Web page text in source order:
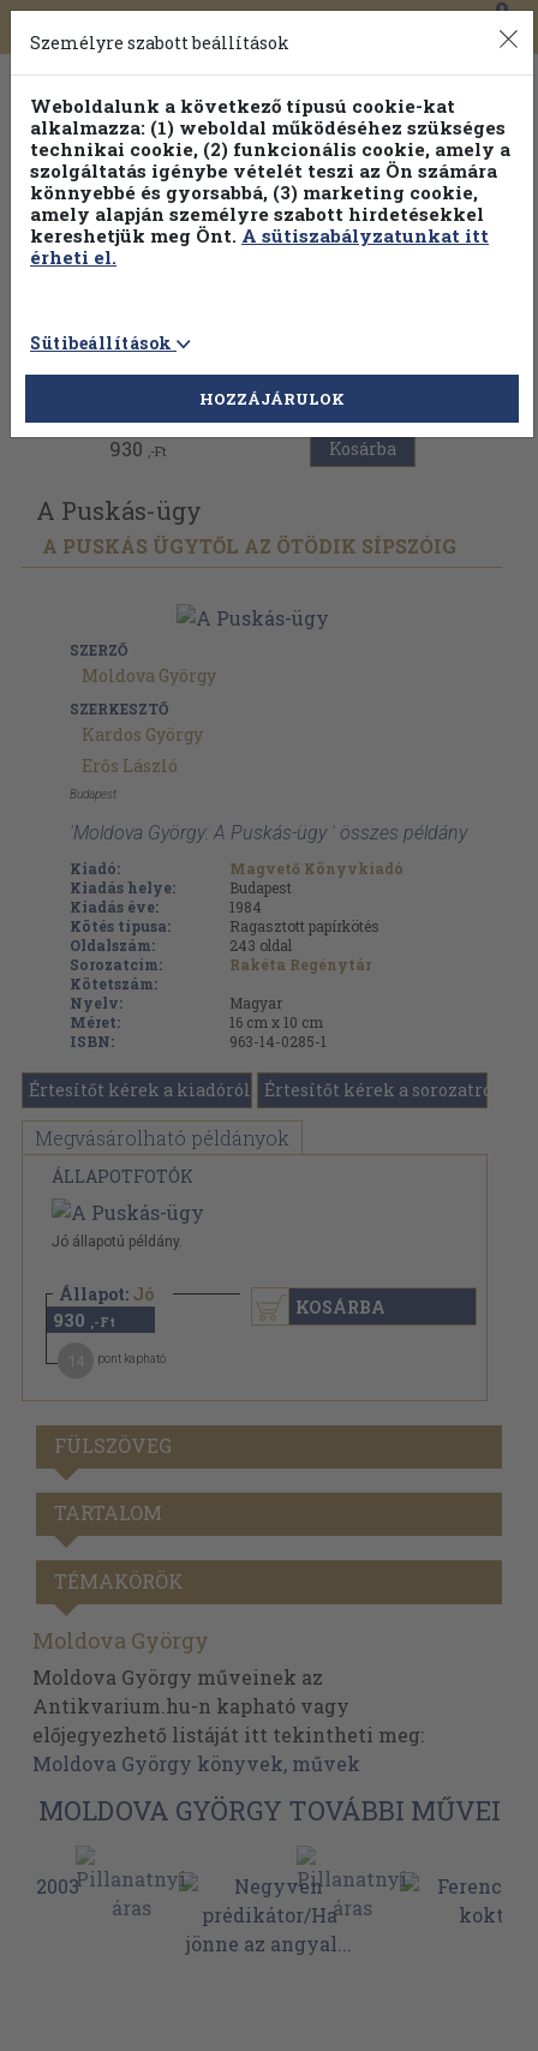
Toggle
navigation
0
Vissza az előző oldalra
930 ,-Ft Kosárba
A Puskás-ügy
A PUSKÁS ÜGYTŐL AZ ÖTÖDIK SÍPSZÓIG
SZERZŐ
Moldova György
SZERKESZTŐ
Kardos György
Erős László
Budapest
'Moldova György: A Puskás-ügy ' összes példány
Kiadó:
Magvető Könyvkiadó
Kiadás helye:
Budapest
Kiadás éve:
1984
Kötés típusa:
Ragasztott papírkötés
Oldalszám:
243 oldal
Sorozatcím:
Rakéta Regénytár
Kötetszám:
Nyelv:
Magyar
Méret:
16 cm x 10 cm
ISBN:
963-14-0285-1
Értesítőt kérek a kiadóról Értesítőt kérek a sorozatról
Megvásárolható példányok
ÁLLAPOTFOTÓK
Jó állapotú példány.
Állapot: Jó
930 ,-Ft
pont kapható
KOSÁRBA
FÜLSZÖVEG
TARTALOM
TÉMAKÖRÖK
Moldova György
Moldova György műveinek az
Antikvarium.hu-n kapható vagy
előjegyezhető listáját itt tekintheti meg:
Moldova György könyvek, művek
MOLDOVA GYÖRGY TOVÁBBI MŰVEI
Személyre szabott beállítások
Weboldalunk a következő típusú cookie-kat
alkalmazza: (1) weboldal működéséhez szükséges
technikai cookie, (2) funkcionális cookie, amely a
szolgáltatás igénybe vételét teszi az Ön számára
könnyebbé és gyorsabbá, (3) marketing cookie,
amely alapján személyre szabott hirdetésekkel
kereshetjük meg Önt. A sütiszabályzatunkat itt
érheti el.
Sütibeállítások
HOZZÁJÁRULOK